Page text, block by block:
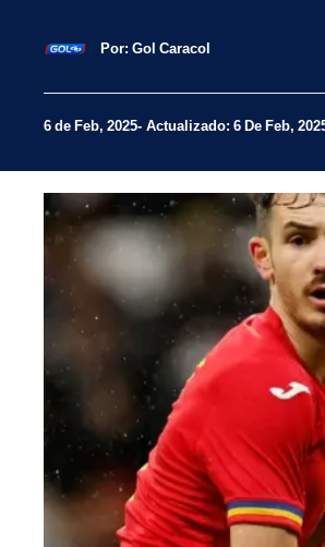
Por: Gol Caracol
6 de Feb, 2025 Actualizado: 6 De Feb,